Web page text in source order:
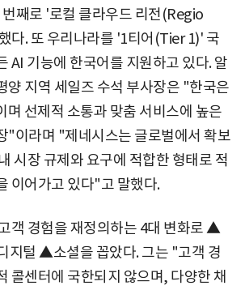
째로 '로컬 클라우드 리전(Regio
다. 또 우리나라를 '1티어(Tier 1)' 국
AI 기능에 한국어를 지원하고 있다. 알
양 지역 세일즈 수석 부사장은 "한국은
며 선제적 소통과 맞춤 서비스에 높은
"이라며 "제네시스는 글로벌에서 확보
시장 규제와 요구에 적합한 형태로 적
이어가고 있다"고 말했다.
객 경험을 재정의하는 4대 변화로 ▲
털 ▲소셜을 꼽았다. 그는 "고객 경
콜센터에 국한되지 않으며, 다양한 채